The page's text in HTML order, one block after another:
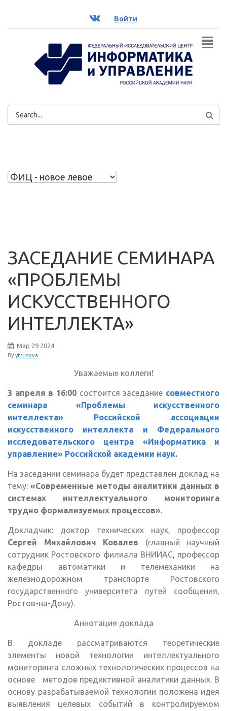
ВК Войти
ФОРМА
ЗАСЕДАНИЕ СЕМИНАРА
«ПРОБЛЕМЫ
ИСКУССТВЕННОГО
ИНТЕЛЛЕКТА»
Мар 29 2024
By ytrusova
Уважаемые коллеги!
3 апреля в 16:00 состоится заседание совместного
семинара «Проблемы искусственного
интеллекта» Российской ассоциации
искусственного интеллекта и Федерального
исследовательского центра «Информатика и
управление» Российской академии наук.
На заседании семинара будет представлен доклад на
тему: «Современные методы аналитики данных в
системах интеллектуального мониторинга
трудно формализуемых процессов».
Докладчик: доктор технических наук, профессор
Сергей Михайлович Ковалев (главный научный
сотрудник Ростовского филиала ВНИИАС, профессор
кафедры автоматики и телемеханики на
железнодорожном транспорте Ростовского
государственного университета путей сообщения,
Ростов-на-Дону).
Аннотация доклада
В докладе рассматриваются теоретические
элементы новой технологии интеллектуального
мониторинга сложных технологических процессов на
основе методов предиктивной аналитики данных. В
основу разрабатываемой технологии положена идея
выявления целевых событий в контролируемом